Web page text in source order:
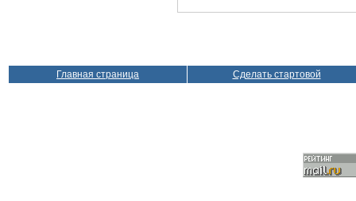
Главная страница Сделать стартовой